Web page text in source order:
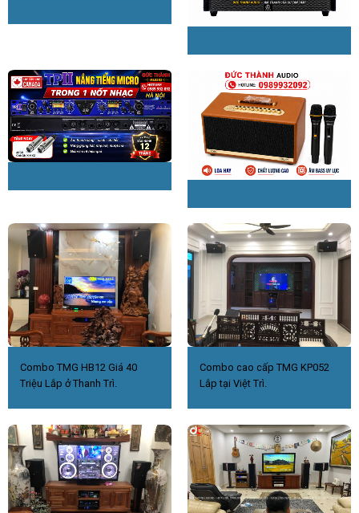
Màu sắc: Gold Tone ( Vàng) – Light Oak ( đen)
Combo TMG HB12 Giá 40
Triệu Lắp ở Thanh Trì.
Combo cao cấp TMG KP052
Lắp tại Việt Trì.